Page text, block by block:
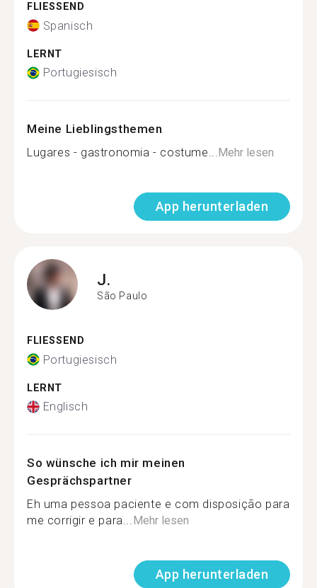
FLIESSEND
Spanisch
LERNT
Portugiesisch
Meine Lieblingsthemen
Lugares - gastronomia - costume...Mehr lesen
App herunterladen
J.
São Paulo
FLIESSEND
Portugiesisch
LERNT
Englisch
So wünsche ich mir meinen
Gesprächspartner
Eh uma pessoa paciente e com disposição para
me corrigir e para...Mehr lesen
App herunterladen